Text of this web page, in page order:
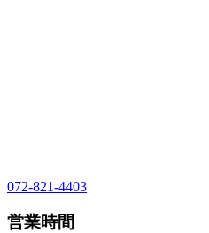
072-821-4403
営業時間